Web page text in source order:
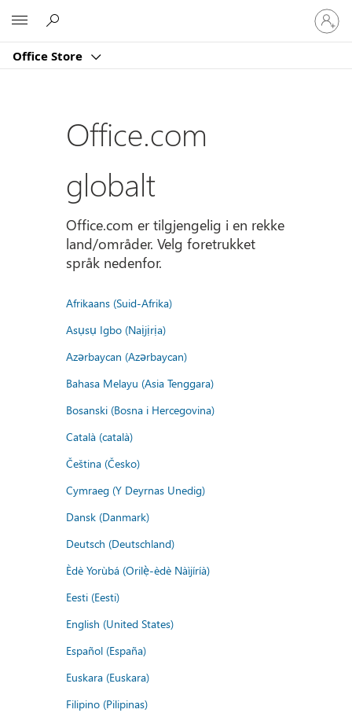
Office Store
Logg
på
kontoen
Office.com
globalt
Office.com er tilgjengelig i en rekke
land/områder. Velg foretrukket
språk nedenfor.
Afrikaans (Suid-Afrika)
Asụsụ Igbo (Naịjịrịa)
Azərbaycan (Azərbaycan)
Bahasa Melayu (Asia Tenggara)
Bosanski (Bosna i Hercegovina)
Català (català)
Čeština (Česko)
Cymraeg (Y Deyrnas Unedig)
Dansk (Danmark)
Deutsch (Deutschland)
Èdè Yorùbá (Orilẹ̀-èdè Nàìjíríà)
Eesti (Eesti)
English (United States)
Español (España)
Euskara (Euskara)
Filipino (Pilipinas)